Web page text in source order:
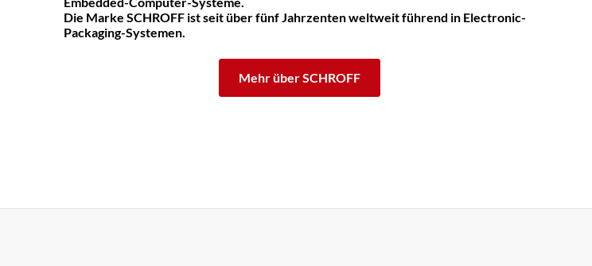
Die Marke SCHROFF ist seit über fünf Jahrzenten weltweit führend in Electronic-
Packaging-Systemen.
Mehr über SCHROFF